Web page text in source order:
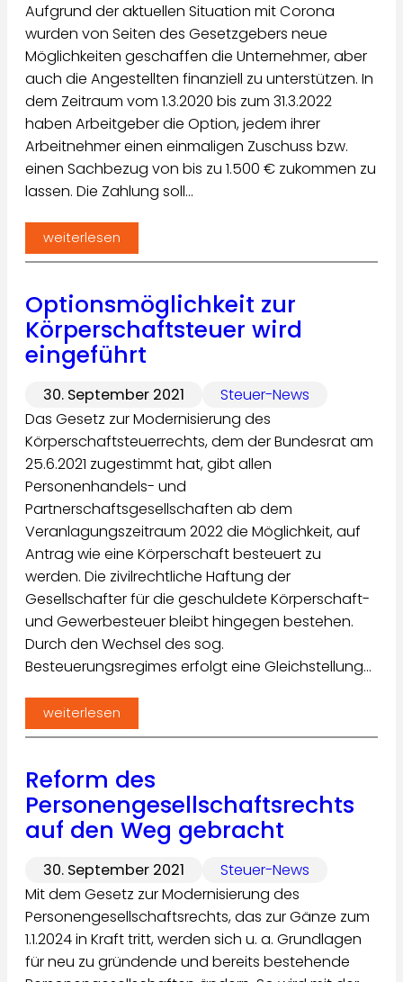
Aufgrund der aktuellen Situation mit Corona
wurden von Seiten des Gesetzgebers neue
Möglichkeiten geschaffen die Unternehmer, aber
auch die Angestellten finanziell zu unterstützen. In
dem Zeitraum vom 1.3.2020 bis zum 31.3.2022
haben Arbeitgeber die Option, jedem ihrer
Arbeitnehmer einen einmaligen Zuschuss bzw.
einen Sachbezug von bis zu 1.500 € zukommen zu
lassen. Die Zahlung soll…
weiterlesen
Optionsmöglichkeit zur
Körperschaftsteuer wird
eingeführt
30. September 2021
Steuer-News
Das Gesetz zur Modernisierung des
Körperschaftsteuerrechts, dem der Bundesrat am
25.6.2021 zugestimmt hat, gibt allen
Personenhandels- und
Partnerschaftsgesellschaften ab dem
Veranlagungszeitraum 2022 die Möglichkeit, auf
Antrag wie eine Körperschaft besteuert zu
werden. Die zivilrechtliche Haftung der
Gesellschafter für die geschuldete Körperschaft-
und Gewerbesteuer bleibt hingegen bestehen.
Durch den Wechsel des sog.
Besteuerungsregimes erfolgt eine Gleichstellung…
weiterlesen
Reform des
Personengesellschaftsrechts
auf den Weg gebracht
30. September 2021
Steuer-News
Mit dem Gesetz zur Modernisierung des
Personengesellschaftsrechts, das zur Gänze zum
1.1.2024 in Kraft tritt, werden sich u. a. Grundlagen
für neu zu gründende und bereits bestehende